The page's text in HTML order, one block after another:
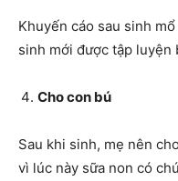
Khuyến cáo sau sinh
sinh mới được tập luyện
Cho con bú
Sau khi sinh, mẹ nên
vì lúc này sữa non có